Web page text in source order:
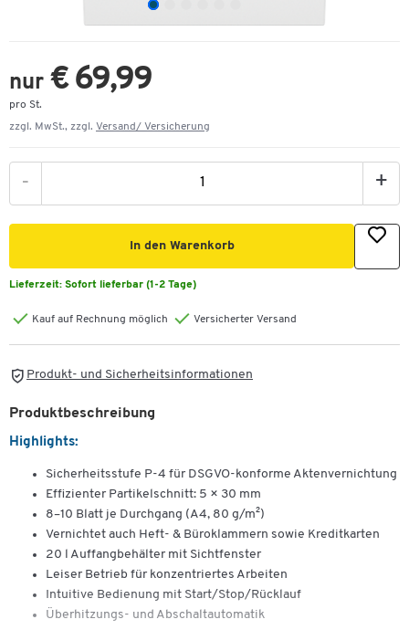
nur € 69,99
pro St.
zzgl. MwSt., zzgl. Versand/ Versicherung
- +
In den Warenkorb
Lieferzeit: Sofort lieferbar (1-2 Tage)
Kauf auf Rechnung möglich Versicherter Versand
Produkt- und Sicherheitsinformationen
Produktbeschreibung
Highlights:
Sicherheitsstufe P-4 für DSGVO-konforme Aktenvernichtung
Effizienter Partikelschnitt: 5 × 30 mm
8–10 Blatt je Durchgang (A4, 80 g/m²)
Vernichtet auch Heft- & Büroklammern sowie Kreditkarten
20 l Auffangbehälter mit Sichtfenster
Leiser Betrieb für konzentriertes Arbeiten
Intuitive Bedienung mit Start/Stop/Rücklauf
Überhitzungs- und Abschaltautomatik